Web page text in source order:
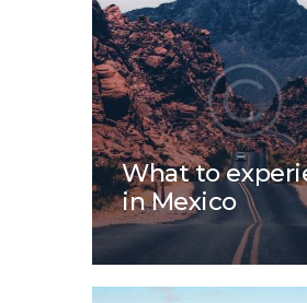
What to
in Mexico